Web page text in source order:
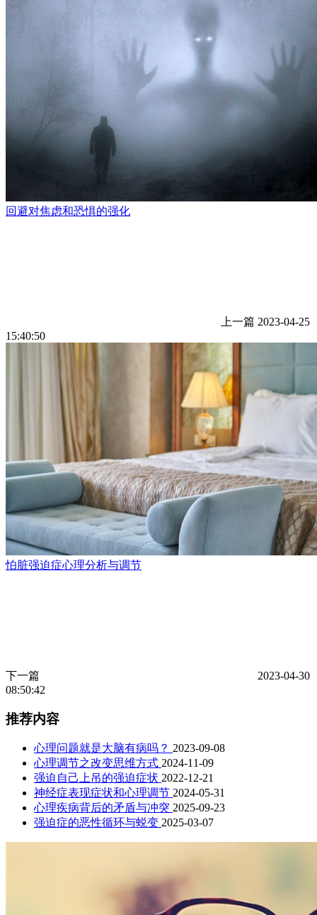
回避对焦虑和恐惧的强化
上一篇 2023-04-25
15:40:50
怕脏强迫症心理分析与调节
下一篇
2023-04-30
08:50:42
推荐内容
心理问题就是大脑有病吗？ 2023-09-08
心理调节之改变思维方式 2024-11-09
强迫自己上吊的强迫症状 2022-12-21
神经症表现症状和心理调节 2024-05-31
心理疾病背后的矛盾与冲突 2025-09-23
强迫症的恶性循环与蜕变 2025-03-07